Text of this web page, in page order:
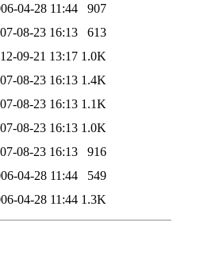
04-28 11:44
907
08-23 16:13
613
09-21 13:17 1.0K
08-23 16:13 1.4K
08-23 16:13 1.1K
08-23 16:13 1.0K
08-23 16:13
916
04-28 11:44
549
04-28 11:44 1.3K